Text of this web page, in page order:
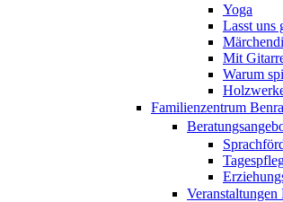
Yoga
Lasst uns
Mit
Warum
Familienzentrum
Veranstaltungen